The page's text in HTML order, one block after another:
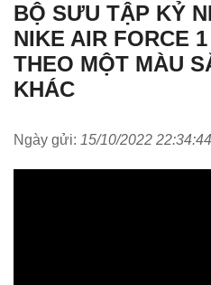
BỘ SƯU TẬP KỶ
NIKE AIR FORCE
THEO MỘT MÀU
KHÁC
Ngày gửi: 15/10/2022 22:34:44